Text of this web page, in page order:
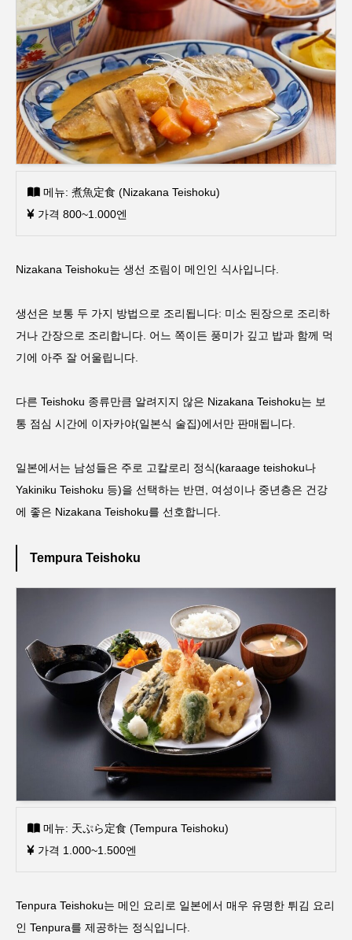
메뉴: 煮魚定食 (Nizakana Teishoku)
가격 800~1.000엔
Nizakana Teishoku는 생선 조림이 메인인 식사입니다.
생선은 보통 두 가지 방법으로 조리됩니다: 미소 된장으로 조리하
거나 간장으로 조리합니다. 어느 쪽이든 풍미가 깊고 밥과 함께 먹
기에 아주 잘 어울립니다.
다른 Teishoku 종류만큼 알려지지 않은 Nizakana Teishoku는 보
통 점심 시간에 이자카야(일본식 술집)에서만 판매됩니다.
일본에서는 남성들은 주로 고칼로리 정식(karaage teishoku나
Yakiniku Teishoku 등)을 선택하는 반면, 여성이나 중년층은 건강
에 좋은 Nizakana Teishoku를 선호합니다.
Tempura Teishoku
메뉴: 天ぷら定食 (Tempura Teishoku)
가격 1.000~1.500엔
Tenpura Teishoku는 메인 요리로 일본에서 매우 유명한 튀김 요리
인 Tenpura를 제공하는 정식입니다.